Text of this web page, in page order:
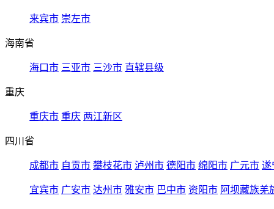
来宾市 崇左市
海南省
海口市 三亚市 三沙市 直辖县级
重庆
重庆市 重庆 两江新区
四川省
成都市 自贡市 攀枝花市 泸州市 德阳市 绵阳市 广元市 遂
宜宾市 广安市 达州市 雅安市 巴中市 资阳市 阿坝藏族羌